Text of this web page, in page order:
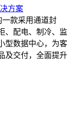
方案
一款采用通道封
、配电、制冷、监
型数据中心，为客
及交付，全面提升